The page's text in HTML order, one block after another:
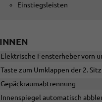
Einstiegsleisten
INNEN
Elektrische Fensterheber vorn
Taste zum Umklappen der 2.
Gepäckraumabtrennung
Innenspiegel automatisch